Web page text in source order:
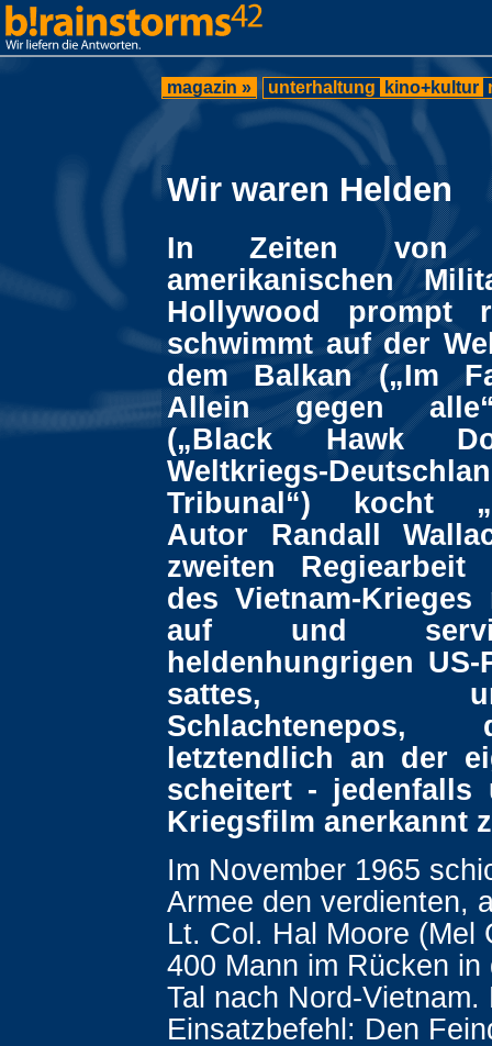
magazin » unterhaltung kino+kultur
Wir waren Helden
In Zeiten von
amerikanischen
Hollywood prompt
schwimmt auf der
dem Balkan („Im
Allein gegen
(„Black Hawk
Weltkriegs-
Tribunal“) kocht
Autor Randall
zweiten
des Vietnam-
auf und
heldenhungrigen
sattes,
letztendlich an der
scheitert - jedenfalls
Kriegsfilm anerkannt
Im November 1965
Armee den verdienten,
Lt. Col. Hal Moore (Mel
400 Mann im Rücken
Tal nach Nord-Vietnam.
Einsatzbefehl: Den